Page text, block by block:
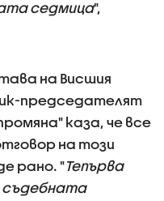
седмица",
на Висшия
председателят
каза, че все
на този
рано. "Тепърва
съдебната